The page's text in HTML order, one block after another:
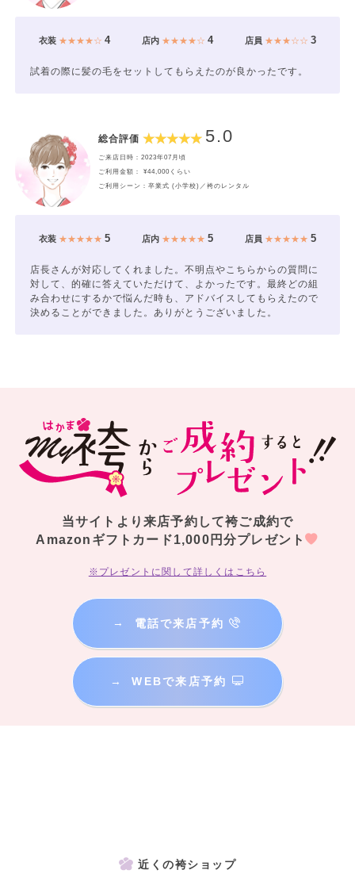
衣装★★★★☆ 4 店内★★★★☆ 4 店員 ★★★☆☆3
試着の際に髪の毛をセットしてもらえたのが良かったです。
総合評価 5.0
ご来店日時：2023年07月頃
ご利用金額： ¥44,000くらい
ご利用シーン：卒業式 (小学校)／袴のレンタル
衣装★★★★★ 5 店内★★★★★ 5 店員 ★★★★★5
店長さんが対応してくれました。不明点やこちらからの質問に
対して、的確に答えていただけて、よかったです。最終どの組
み合わせにするかで悩んだ時も、アドバイスしてもらえたので
決めることができました。ありがとうございました。
当サイトより来店予約して袴ご成約で
Amazonギフトカード1,000円分プレゼント
※プレゼントに関して詳しくはこちら
→ 電話で来店予約
→ WEBで来店予約
近くの袴ショップ